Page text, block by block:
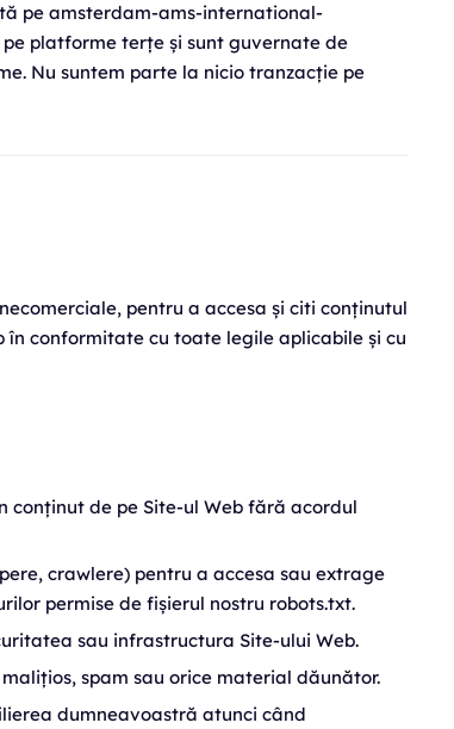
pe amsterdam-ams-international-
platforme terțe și sunt guvernate de
Nu suntem parte la nicio tranzacție pe
pentru a accesa și citi conținutul
în conformitate cu toate legile aplicabile și cu
conținut de pe Site-ul Web fără acordul
crawlere) pentru a accesa sau extrage
permise de fișierul nostru robots.txt.
sau infrastructura Site-ului Web.
spam sau orice material dăunător.
dumneavoastră atunci când